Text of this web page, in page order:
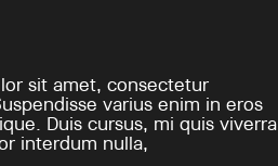
sit amet, consectetur
varius enim in eros
Duis cursus, mi quis viverra
interdum nulla,